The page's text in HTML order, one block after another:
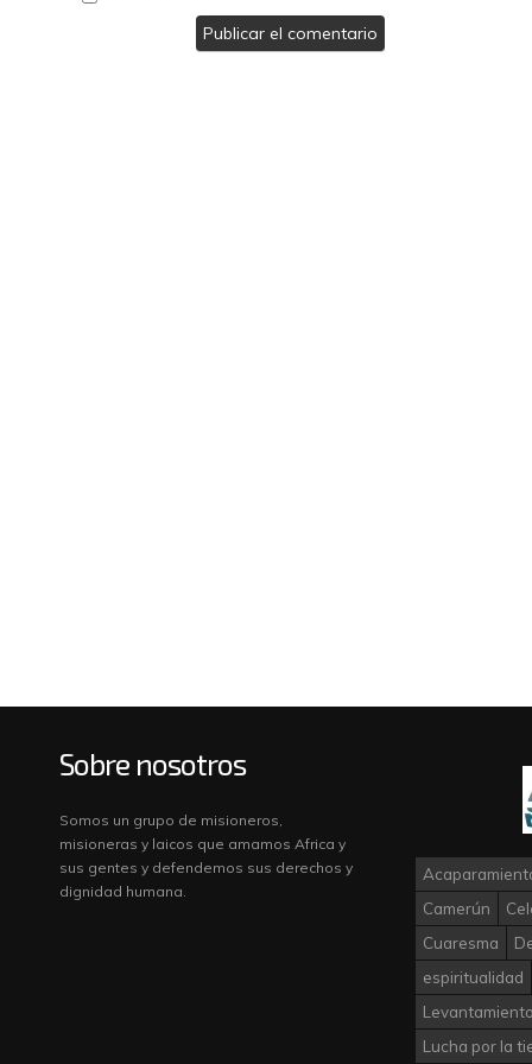
Sobre nosotros
Somos un grupo de misioneros,
misioneras y laicos que amamos Africa y
sus gentes y defendemos sus derechos y
dignidad humana.
Camerún
Cuaresma
espiritualidad
Lucha por la